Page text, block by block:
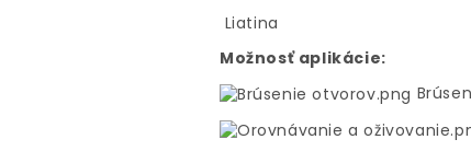
Liatina
Možnosť aplikácie: